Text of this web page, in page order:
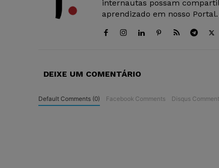
internautas possam
aprendizado em nosso Portal.
DEIXE UM COMENTÁRIO
Default Comments (0) Facebook Comments Disqus